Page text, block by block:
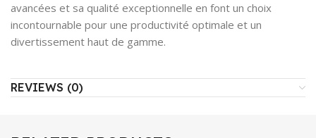
avancées et sa qualité exceptionnelle en font un choix
incontournable pour une productivité optimale et un
divertissement haut de gamme.
REVIEWS (0)